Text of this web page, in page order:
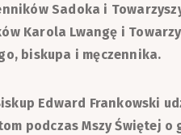
Sadoka i
Karola Lwangę i
biskupa i męczennika.
Edward Frankowski
podczas Mszy Świętej o